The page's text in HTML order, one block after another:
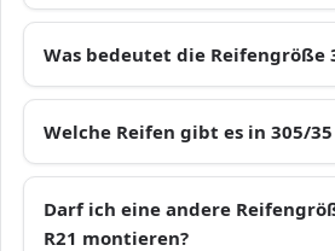
Was bedeutet die Reifengröße
Welche Reifen gibt es in 305/35
Darf ich eine andere
R21 montieren?